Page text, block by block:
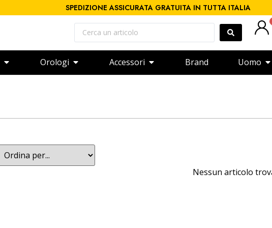
SPEDIZIONE ASSICURATA GRATUITA IN TUTTA ITALIA
Orologi Accessori Brand Uomo
Nessun articolo